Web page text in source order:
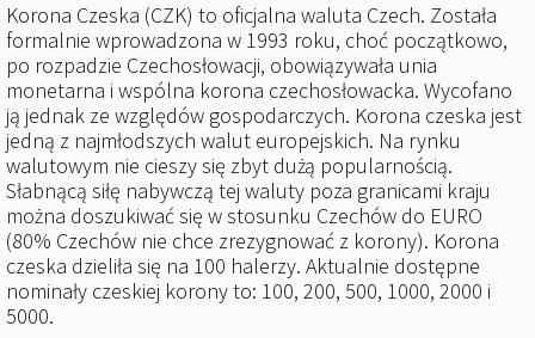
Korona Czeska (CZK) to oficjalna waluta Czech. Została
formalnie wprowadzona w 1993 roku, choć początkowo,
po rozpadzie Czechosłowacji, obowiązywała unia
monetarna i wspólna korona czechosłowacka. Wycofano
ją jednak ze względów gospodarczych. Korona czeska jest
jedną z najmłodszych walut europejskich. Na rynku
walutowym nie cieszy się zbyt dużą popularnością.
Słabnącą siłę nabywczą tej waluty poza granicami kraju
można doszukiwać się w stosunku Czechów do EURO
(80% Czechów nie chce zrezygnować z korony). Korona
czeska dzieliła się na 100 halerzy. Aktualnie dostępne
nominały czeskiej korony to: 100, 200, 500, 1000, 2000 i
5000.